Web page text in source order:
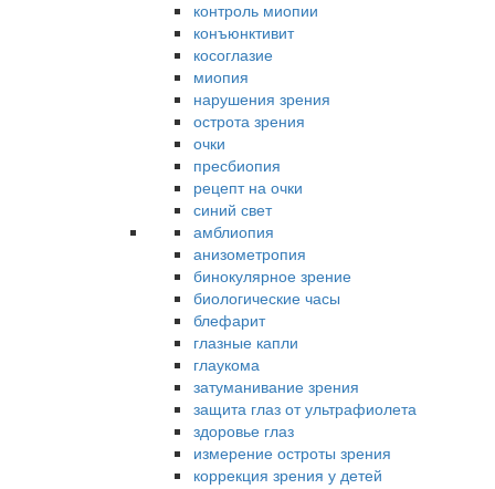
контроль миопии
конъюнктивит
косоглазие
миопия
нарушения зрения
острота зрения
очки
пресбиопия
рецепт на очки
синий свет
амблиопия
анизометропия
бинокулярное зрение
биологические часы
блефарит
глазные капли
глаукома
затуманивание зрения
защита глаз от ультрафиолета
здоровье глаз
измерение остроты зрения
коррекция зрения у детей